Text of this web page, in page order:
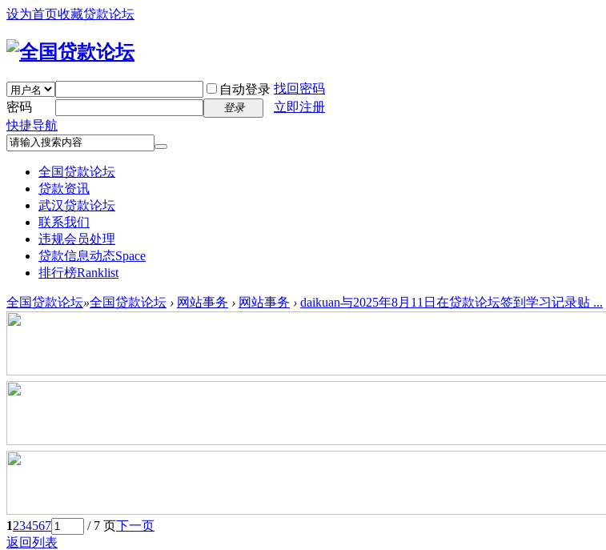
设为首页收藏贷款论坛
自动登录 找回密码
密码
登录
立即注册
快捷导航
全国贷款论坛
贷款资讯
武汉贷款论坛
联系我们
违规会员处理
贷款信息动态Space
排行榜Ranklist
全国贷款论坛»全国贷款论坛 › 网站事务 › 网站事务 › daikuan与2025年8月11日在贷款论坛签到学习记录贴 ...
1234567 / 7 页下一页
返回列表